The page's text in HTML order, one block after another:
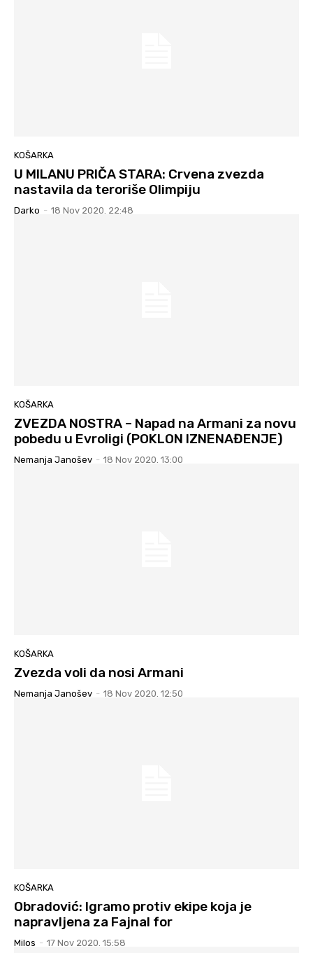
KOŠARKA
U MILANU PRIČA STARA: Crvena zvezda
nastavila da teroriše Olimpiju
Darko - 18 Nov 2020. 22:48
KOŠARKA
ZVEZDA NOSTRA – Napad na Armani za novu
pobedu u Evroligi (POKLON IZNENAĐENJE)
Nemanja Janošev - 18 Nov 2020. 13:00
KOŠARKA
Zvezda voli da nosi Armani
Nemanja Janošev - 18 Nov 2020. 12:50
KOŠARKA
Obradović: Igramo protiv ekipe koja je
napravljena za Fajnal for
Milos - 17 Nov 2020. 15:58